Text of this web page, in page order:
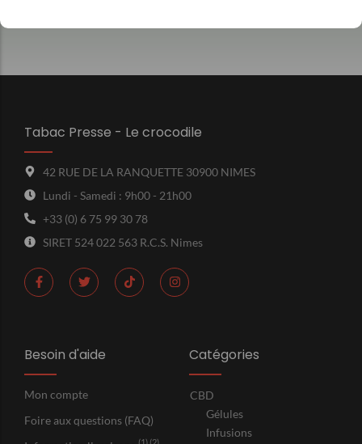
Tabac Presse - Le crocodile
42 RUE DE LA RANQUETTE 30900 NIMES
Lundi - Samedi : 9h00 - 21h00
+33 (0) 6 75 99 30 78
SIRET 524 022 563 R.C.S. Nimes
Besoin d'aide
Mon compte
Foire aux questions (FAQ)
Catégories
CBD
Gélules
Infusions